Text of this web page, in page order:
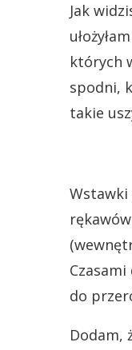
Jak
których
spodni,
takie
Wstawki
do
Dodam,